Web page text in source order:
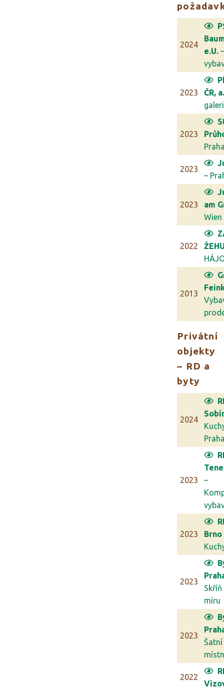
2024
e.U.
2023
ČR,
2023
2023
–
2023
am
Wien
2022
2013
Privátní
objekty
– RD a
byty
2024
2023
–
2023
Brno
2023
Skříň
míru
2023
Šatní
2022